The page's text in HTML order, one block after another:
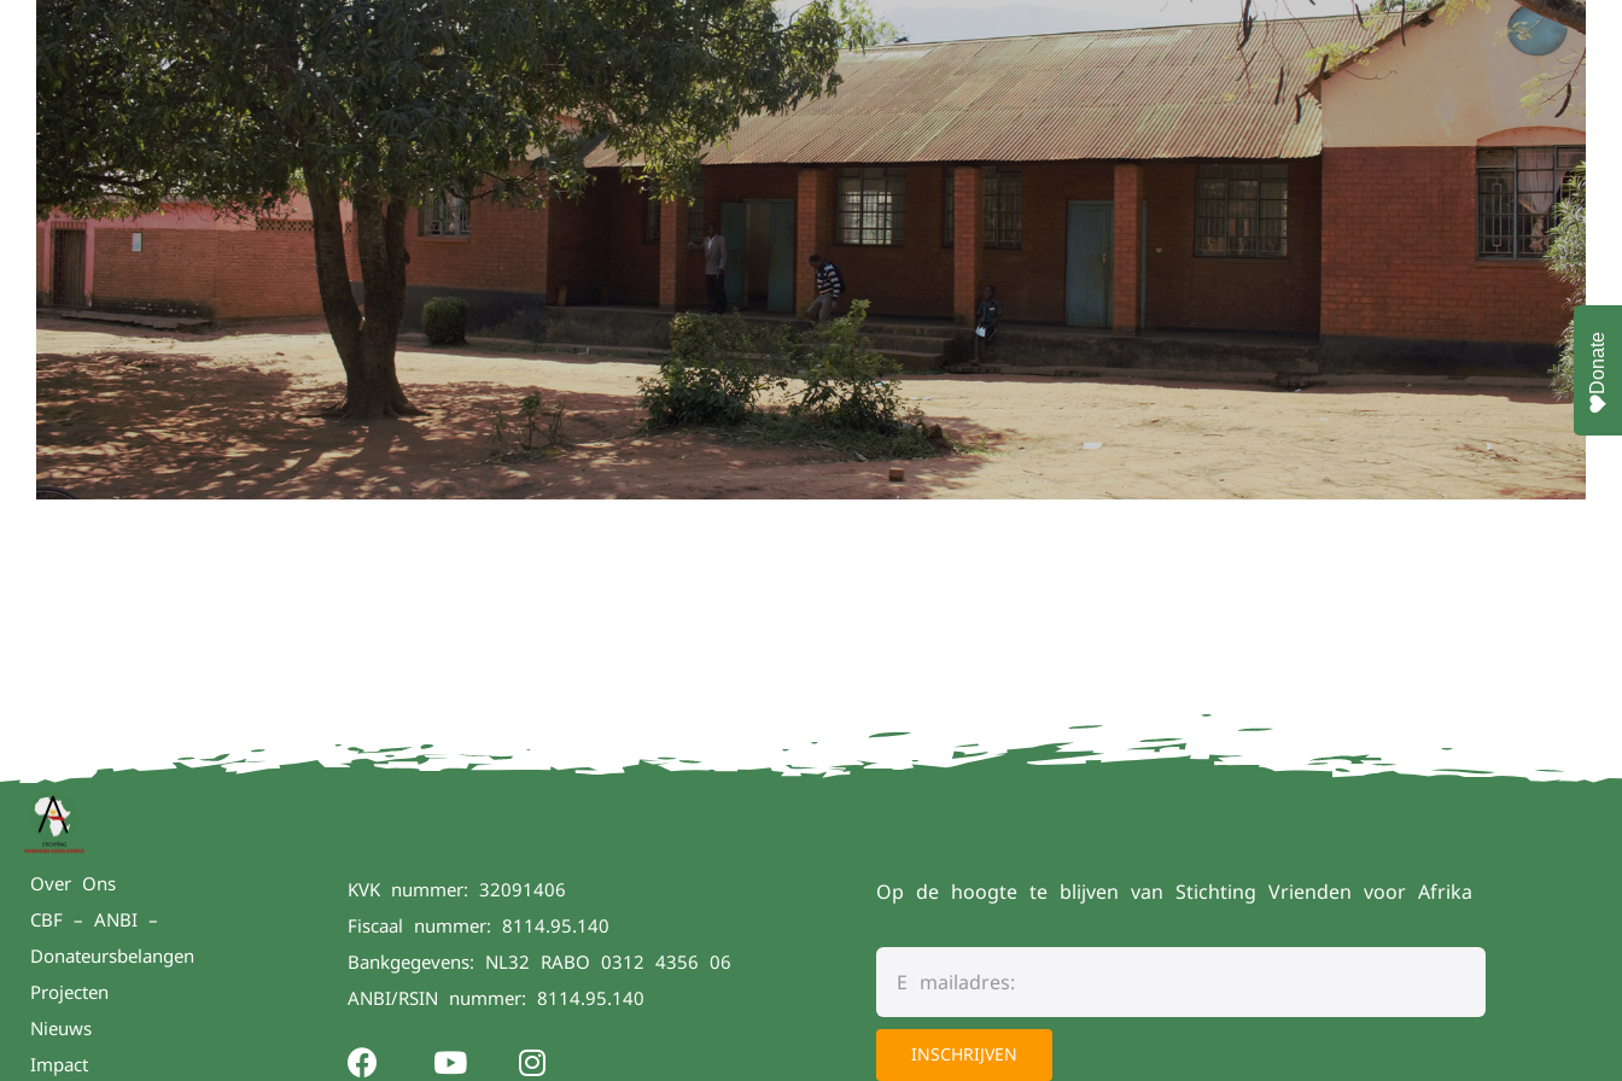
Over Ons
CBF – ANBI –
Donateursbelangen
Projecten
Nieuws
Impact
KVK nummer: 32091406
Fiscaal nummer: 8114.95.140
Bankgegevens: NL32 RABO 0312 4356 06
ANBI/RSIN nummer: 8114.95.140
Op de hoogte te blijven van Stichting Vrienden voor Afrika
INSCHRIJVEN
Donate